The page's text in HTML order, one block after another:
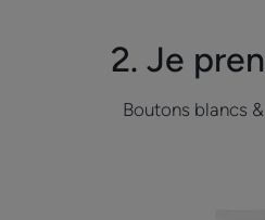
2. Je
Boutons blancs